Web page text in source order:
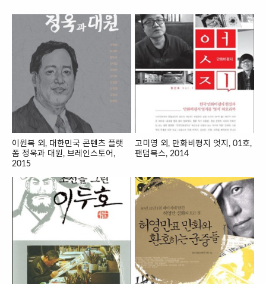
이원복 외, 대한민국 콘텐츠 플랫
폼 정욱과 대원, 브레인스토어,
2015
고미영 외, 만화비평지 엇지, 01호,
팬덤북스, 2014